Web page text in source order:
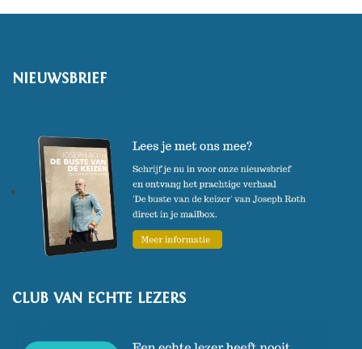
NIEUWSBRIEF
CLUB VAN ECHTE LEZERS